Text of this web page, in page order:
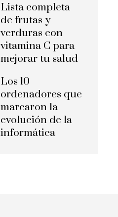
Lista completa
de frutas y
verduras con
vitamina C para
mejorar tu salud
Los 10
ordenadores que
marcaron la
evolución de la
informática